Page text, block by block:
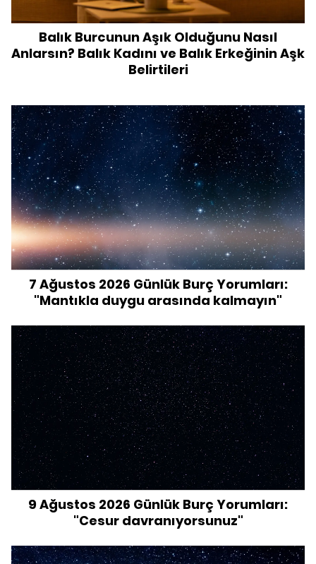
Balık Burcunun Aşık Olduğunu Nasıl
Anlarsın? Balık Kadını ve Balık Erkeğinin Aşk
Belirtileri
7 Ağustos 2026 Günlük Burç Yorumları:
"Mantıkla duygu arasında kalmayın"
9 Ağustos 2026 Günlük Burç Yorumları:
"Cesur davranıyorsunuz"